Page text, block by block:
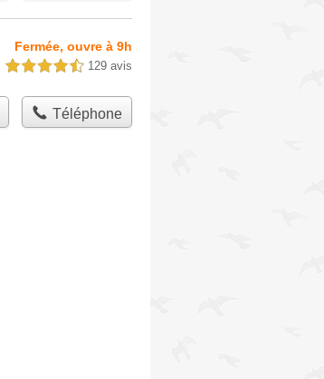
Fermée, ouvre à 9h
4,5 étoiles sur 5 129 avis
Téléphone